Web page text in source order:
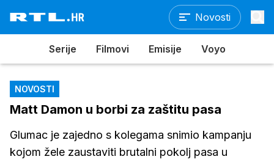
Novosti
Serije Filmovi Emisije Voyo
NOVOSTI
Matt Damon u borbi za zaštitu pasa
Glumac je zajedno s kolegama snimio kampanju
kojom žele zaustaviti brutalni pokolj pasa u